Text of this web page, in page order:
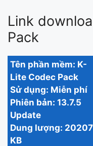
Link
Pack
Tên phần mềm: K-
Lite Codec Pack
Sử dụng: Miễn phí
Phiên bản: 13.7.5
Update
Dung lượng: 20207
KB